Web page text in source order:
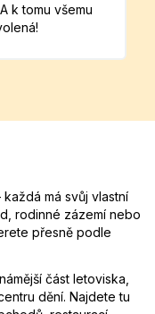
k tomu všemu
má svůj vlastní
rodinné zázemí nebo
přesně podle
část letoviska,
dění. Najdete tu